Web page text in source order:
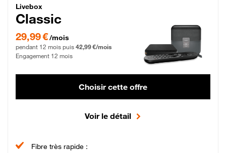
Livebox Classic Fibre
Livebox
Classic
29,99 € par mois pendant 12 mois puis 42,99 € par mois, Engagement 12 mois
29,99 €/mois
pendant 12 mois puis 42,99 €/mois
Engagement 12 mois
Choisir cette offre
Voir le détail
Fibre très rapide :